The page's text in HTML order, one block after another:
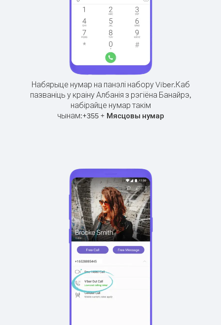
Набярыце нумар на панэлі набору Viber.Каб
пазваніць у краіну Албанія з рэгіёна Банайрэ,
набірайце нумар такім
чынам:+355+ Мясцовы нумар